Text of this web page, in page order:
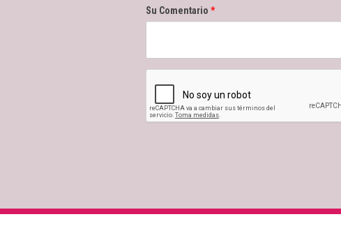
Su Comentario